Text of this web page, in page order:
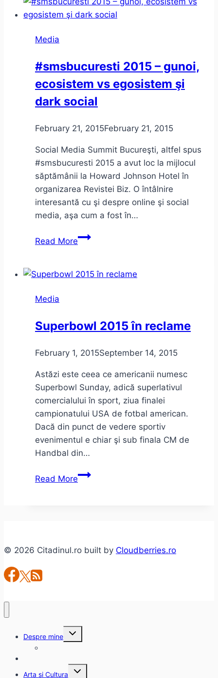
conţinutul
video.
merg
la
Webstock
2015
Media
#smsbucuresti 2015 – gunoi,
ecosistem vs egosistem şi
dark social
February 21, 2015February 21, 2015
Social Media Summit Bucureşti, altfel spus
#smsbucuresti 2015 a avut loc la mijlocul
săptămânii la Howard Johnson Hotel în
organizarea Revistei Biz. O întâlnire
interesantă cu şi despre online şi social
media, aşa cum a fost în…
Read More#smsbucuresti
gunoi,
şi
social
Media
Superbowl 2015 în reclame
February 1, 2015September 14, 2015
Astăzi este ceea ce americanii numesc
Superbowl Sunday, adică superlativul
comercialului în sport, ziua finalei
campionatului USA de fotbal american.
Dacă din punct de vedere sportiv
evenimentul e chiar şi sub finala CM de
Handbal din…
Read MoreSuperbowl
© 2026 Citadinul.ro built by Cloudberries.ro
Despre mine
Toggle
Arta si Cultura
Toggle